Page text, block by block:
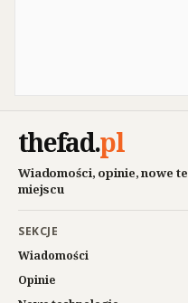
thefad.pl
Wiadomości, opinie, nowe
miejscu
SEKCJE
Wiadomości
Opinie